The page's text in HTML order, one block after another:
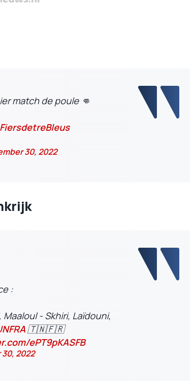
match de poule 👊
30, 2022
:
- Skhiri, Laïdouni,
🇹🇳🇫🇷
ePT9pKASFB
2022